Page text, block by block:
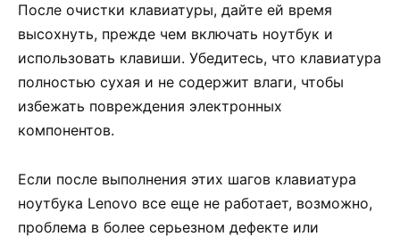
После очистки клавиатуры, дайте ей время
высохнуть, прежде чем включать ноутбук и
использовать клавиши. Убедитесь, что клавиатура
полностью сухая и не содержит влаги, чтобы
избежать повреждения электронных
компонентов.
Если после выполнения этих шагов клавиатура
ноутбука Lenovo все еще не работает, возможно,
проблема в более серьезном дефекте или